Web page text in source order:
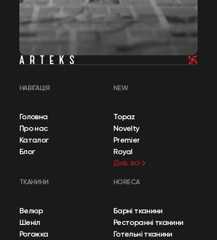
НАВІГАЦІЯ
Головна
Про нас
Каталог
Блог
NEW
Topaz
Novelty
Premier
Royal
Див. всі
ТКАНИНИ
Велюр
Шеніл
Рогожка
HORECA
Барні тканини
Ресторанні тканини
Готельні тканини